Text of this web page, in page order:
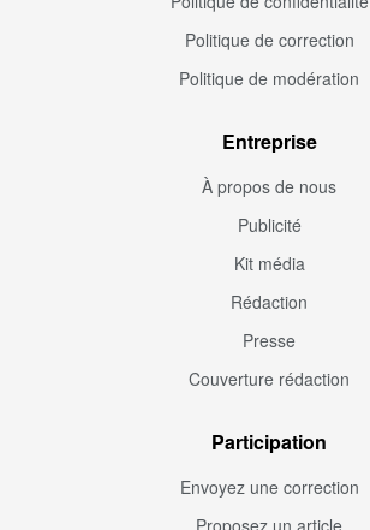
Politique de correction
Politique de modération
Entreprise
À propos de nous
Publicité
Kit média
Rédaction
Presse
Couverture rédaction
Participation
Envoyez une correction
Proposez un article